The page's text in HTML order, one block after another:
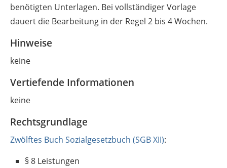
benötigten Unterlagen. Bei vollständiger Vorlage
dauert die Bearbeitung in der Regel 2 bis 4 Wochen.
Hinweise
keine
Vertiefende Informationen
keine
Rechtsgrundlage
Zwölftes Buch Sozialgesetzbuch (SGB XII):
§ 8 Leistungen